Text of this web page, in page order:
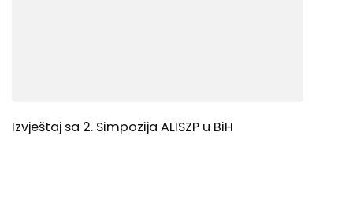
Izvještaj sa 2. Simpozija ALISZP u BiH